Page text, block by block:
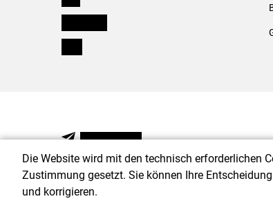
NEWSLETTER
Die Website wird mit den technisch erforderlichen
Zustimmung gesetzt. Sie können Ihre
und korrigieren.